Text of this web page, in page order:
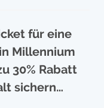
für eine
Millennium
30% Rabatt
sichern…